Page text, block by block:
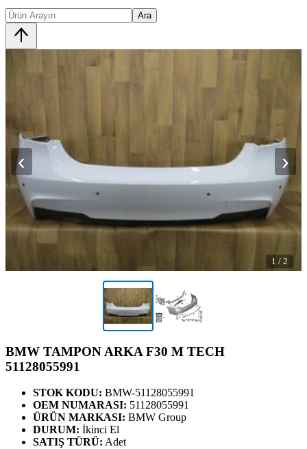
Ara
‹ ›
1 / 2
BMW TAMPON ARKA F30 M TECH
51128055991
STOK KODU: BMW-51128055991
OEM NUMARASI: 51128055991
ÜRÜN MARKASI: BMW Group
DURUM: İkinci El
SATIŞ TÜRÜ: Adet